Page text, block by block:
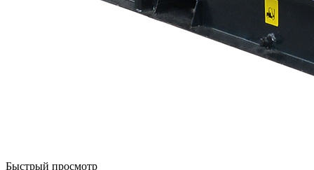
Быстрый просмотр